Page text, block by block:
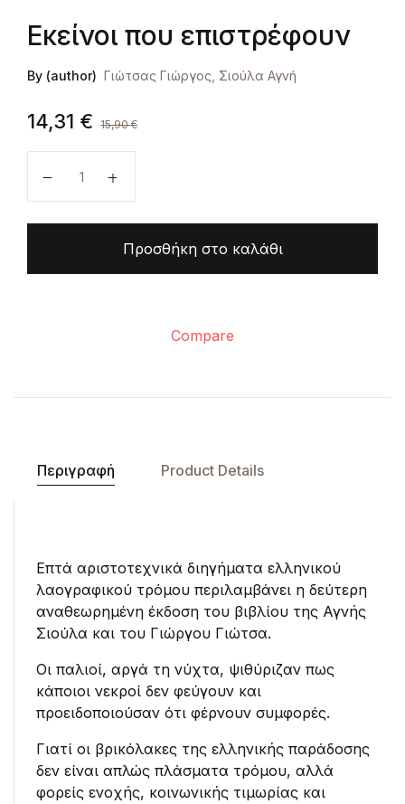
Εκείνοι που επιστρέφουν
By (author) Γιώτσας Γιώργος Σιούλα Αγνή
14,31 € 15,90€
Προσθήκη στο καλάθι
Compare
Περιγραφή Product Details
Επτά αριστοτεχνικά διηγήματα ελληνικού
λαογραφικού τρόμου περιλαμβάνει η δεύτερη
αναθεωρημένη έκδοση του βιβλίου της Αγνής
Σιούλα και του Γιώργου Γιώτσα.
Οι παλιοί, αργά τη νύχτα, ψιθύριζαν πως
κάποιοι νεκροί δεν φεύγουν και
προειδοποιούσαν ότι φέρνουν συμφορές.
Γιατί οι βρικόλακες της ελληνικής παράδοσης
δεν είναι απλώς πλάσματα τρόμου, αλλά
φορείς ενοχής, κοινωνικής τιμωρίας και